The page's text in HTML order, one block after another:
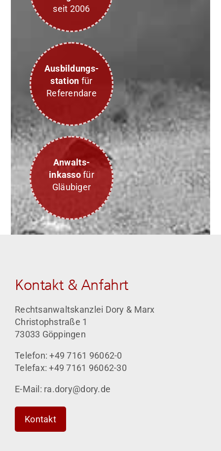
seit 2006
Ausbildungs-
station für
Referendare
Anwalts-
inkassofür
Gläubiger
Kontakt & Anfahrt
Rechtsanwaltskanzlei Dory & Marx
Christophstraße 1
73033 Göppingen
Telefon: +49 7161 96062-0
Telefax: +49 7161 96062-30
E-Mail: ra.dory@dory.de
Kontakt